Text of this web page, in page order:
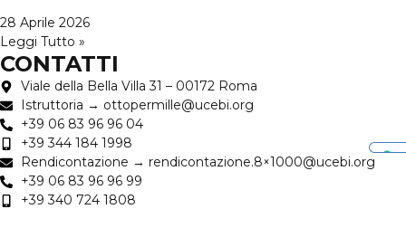
28 Aprile 2026
Leggi Tutto »
CONTATTI
Viale della Bella Villa 31 – 00172 Roma
Istruttoria → ottopermille@ucebi.org
+39 06 83 96 96 04
+39 344 184 1998
Rendicontazione → rendicontazione.8×1000@ucebi.org
+39 06 83 96 96 99
+39 340 724 1808